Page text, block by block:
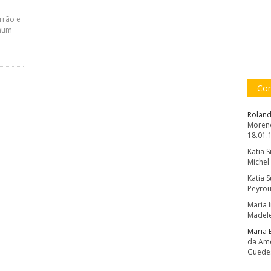
e
Katia
Katia
Maria
Maria
da